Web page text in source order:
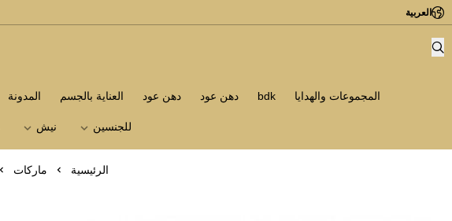
العربية
المجموعات والهدايا bdk دهن عود دهن عود العناية بالجسم المدونة
للجنسين نيش
الرئيسية ماركات